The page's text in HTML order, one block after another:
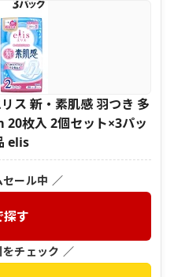
ス 新・素肌感 羽つき 多
20枚入 2個セット×3パッ
elis
ール中 ／
探す
チェック ／